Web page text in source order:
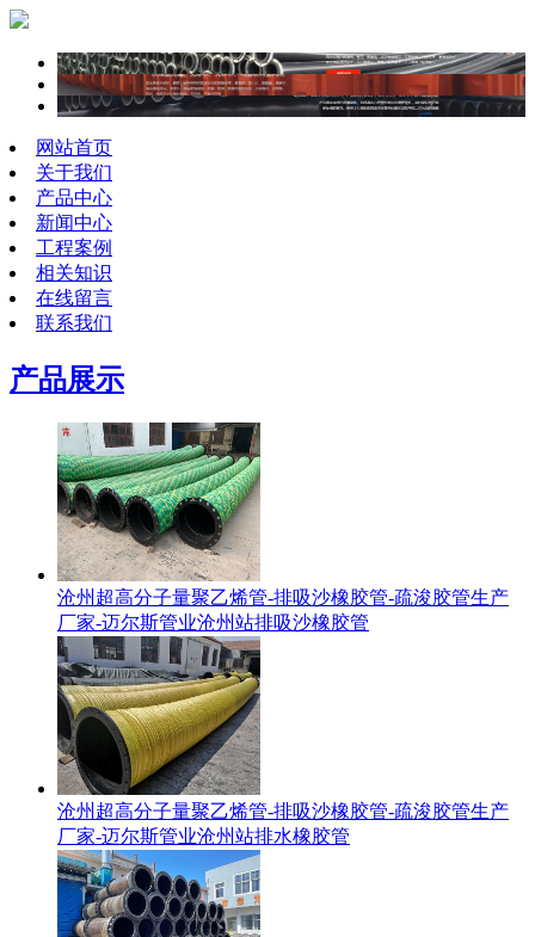
网站首页
关于我们
产品中心
新闻中心
工程案例
相关知识
在线留言
联系我们
产品展示
沧州超高分子量聚乙烯管-排吸沙橡胶管-疏浚胶管生产
厂家-迈尔斯管业沧州站排吸沙橡胶管
沧州超高分子量聚乙烯管-排吸沙橡胶管-疏浚胶管生产
厂家-迈尔斯管业沧州站排水橡胶管